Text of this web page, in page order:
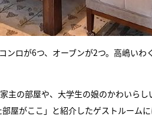
ンロが6つ、オーブンが2つ。高嶋い
主の部屋や、大学生の娘のかわいら
屋がここ」と紹介したゲストルーム